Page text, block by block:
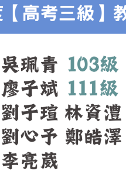
2025.10.29 本所公